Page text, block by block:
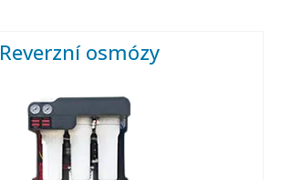
Reverzní osmózy